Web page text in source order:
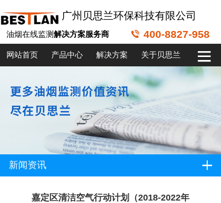
广州贝思兰环保科技有限公司
油烟在线监测解决方案服务商 400-8827-958
网站首页 产品中心 解决方案 关于贝思兰
新闻资讯
嘉定区清洁空气行动计划（2018-2022年